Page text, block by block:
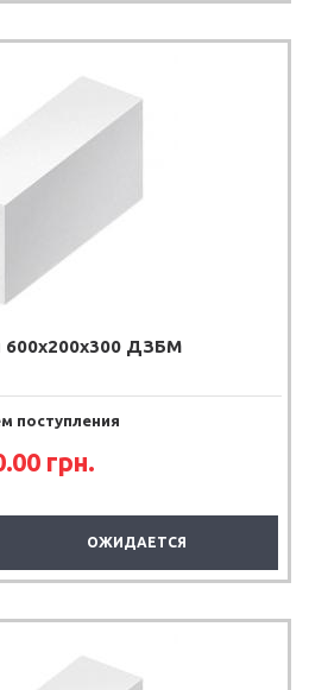
600x200x300 ДЗБМ
поступления
грн.
ОЖИДАЕТСЯ